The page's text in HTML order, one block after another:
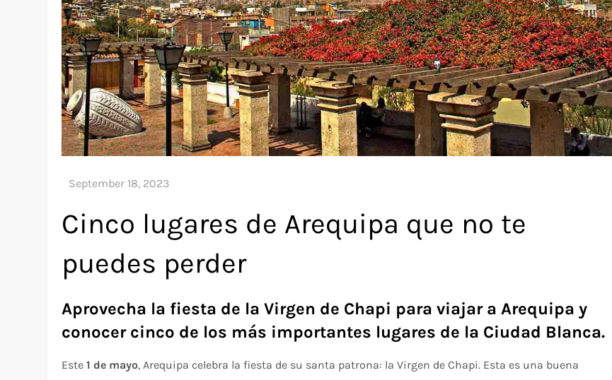
Cinco lugares de Arequipa que no te
puedes perder
Aprovecha la fiesta de la Virgen de Chapi para viajar a Arequipa y
conocer cinco de los más importantes lugares de la Ciudad Blanca.
Este1 de mayo, Arequipa celebra la fiesta de su santa patrona: la Virgen de Chapi. Esta es una buena